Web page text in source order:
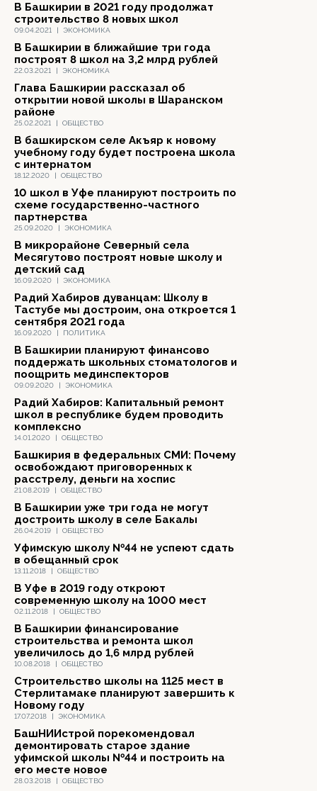
09.04.2021 | ЭКОНОМИКА
В Башкирии в 2021 году продолжат
строительство 8 новых школ
22.03.2021 | ЭКОНОМИКА
В Башкирии в ближайшие три года
построят 8 школ на 3,2 млрд рублей
25.02.2021 | ОБЩЕСТВО
Глава Башкирии рассказал об
открытии новой школы в Шаранском
районе
18.12.2020 | ОБЩЕСТВО
В башкирском селе Акъяр к новому
учебному году будет построена школа
с интернатом
25.09.2020 | ЭКОНОМИКА
10 школ в Уфе планируют построить по
схеме государственно-частного
партнерства
16.09.2020 | ЭКОНОМИКА
В микрорайоне Северный села
Месягутово построят новые школу и
детский сад
16.09.2020 | ПОЛИТИКА
Радий Хабиров дуванцам: Школу в
Тастубе мы достроим, она откроется 1
сентября 2021 года
09.09.2020 | ЭКОНОМИКА
В Башкирии планируют финансово
поддержать школьных стоматологов и
поощрить мединспекторов
14.01.2020 | ОБЩЕСТВО
Радий Хабиров: Капитальный ремонт
школ в республике будем проводить
комплексно
21.08.2019 | ОБЩЕСТВО
Башкирия в федеральных СМИ: Почему
освобождают приговоренных к
расстрелу, деньги на хоспис
26.04.2019 | ОБЩЕСТВО
В Башкирии уже три года не могут
достроить школу в селе Бакалы
13.11.2018 | ОБЩЕСТВО
Уфимскую школу №44 не успеют сдать
в обещанный срок
02.11.2018 | ОБЩЕСТВО
В Уфе в 2019 году откроют
современную школу на 1000 мест
10.08.2018 | ОБЩЕСТВО
В Башкирии финансирование
строительства и ремонта школ
увеличилось до 1,6 млрд рублей
17.07.2018 | ЭКОНОМИКА
Строительство школы на 1125 мест в
Стерлитамаке планируют завершить к
Новому году
28.03.2018 | ОБЩЕСТВО
БашНИИстрой порекомендовал
демонтировать старое здание
уфимской школы №44 и построить на
его месте новое